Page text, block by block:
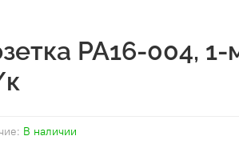
В наличии
РА16-004,